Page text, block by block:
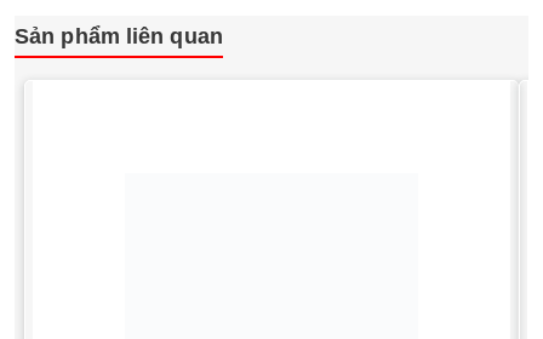
Sản phẩm liên quan